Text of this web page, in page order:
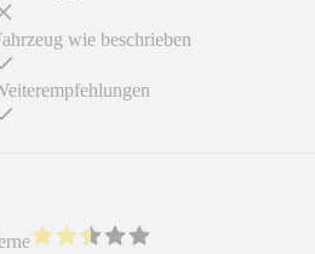
wie beschrieben